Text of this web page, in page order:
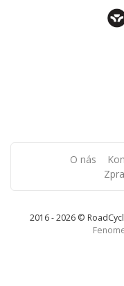
O nás
2016 - 2026 ©